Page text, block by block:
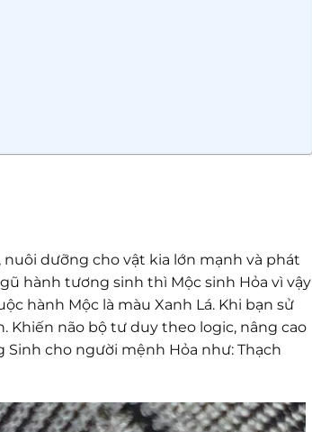
dưỡng cho vật kia lớn mạnh và phát
hành tương sinh thì Mộc sinh Hỏa vì vậy
hành Mộc là màu Xanh Lá. Khi bạn sử
Khiến não bộ tư duy theo logic, nâng cao
Sinh cho người mệnh Hỏa như: Thạch